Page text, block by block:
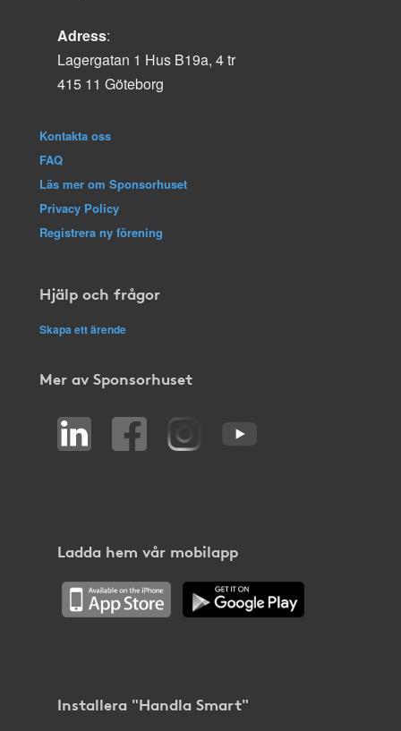
Adress:
Lagergatan 1 Hus B19a, 4 tr
415 11 Göteborg
Kontakta oss
FAQ
Läs mer om Sponsorhuset
Privacy Policy
Registrera ny förening
Hjälp och frågor
Skapa ett ärende
Mer av Sponsorhuset
Ladda hem vår mobilapp
Installera "Handla Smart"